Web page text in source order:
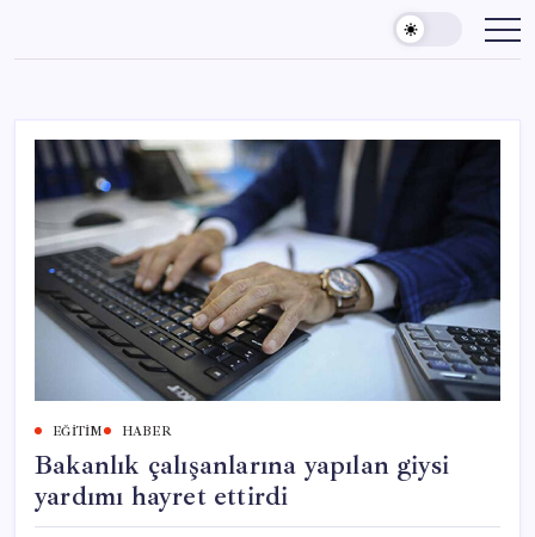
content
EĞITIM HABER
Bakanlık çalışanlarına yapılan giysi
yardımı hayret ettirdi